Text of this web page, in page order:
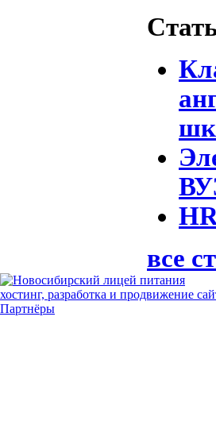
все
хостинг, разработка и продвижение
Партнёры